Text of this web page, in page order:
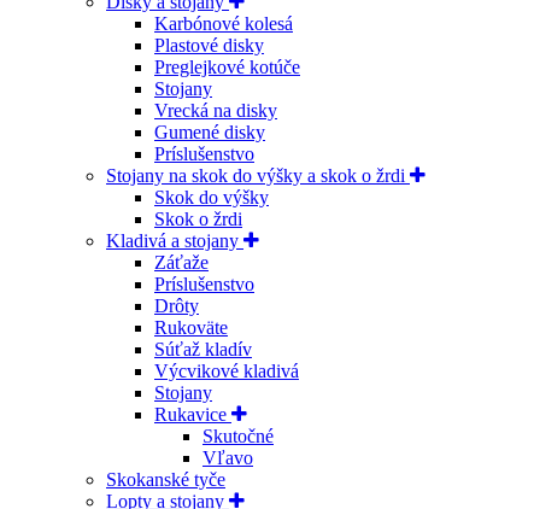
Karbónové kolesá
Plastové disky
Preglejkové kotúče
Stojany
Vrecká na disky
Gumené disky
Príslušenstvo
Stojany na skok do výšky a skok o žrdi
Skok do výšky
Skok o žrdi
Kladivá a stojany
Záťaže
Príslušenstvo
Drôty
Rukoväte
Súťaž kladív
Výcvikové kladivá
Stojany
Rukavice
Skutočné
Vľavo
Skokanské tyče
Lopty a stojany